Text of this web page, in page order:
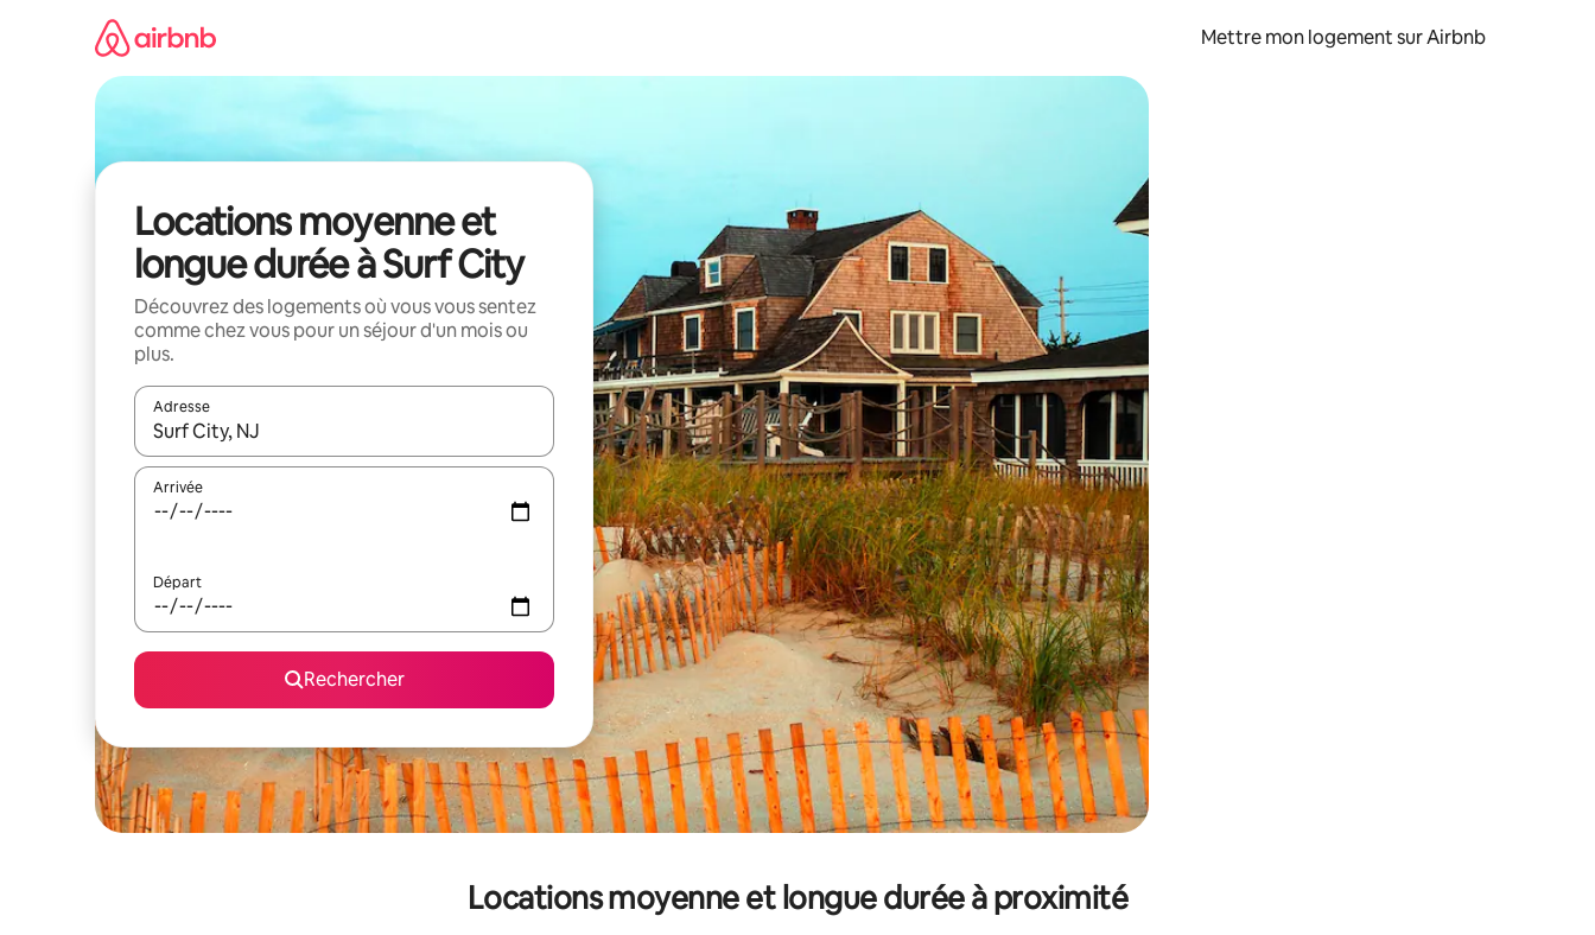
Mettre mon logement sur Airbnb
Locations moyenne et
longue durée à Surf City
Découvrez des logements où vous vous sentez
comme chez vous pour un séjour d'un mois ou
plus.
Adresse
Lorsque les résultats s'affichent, utilisez les flèches vers le haut et vers le bas pour les parcourir ou en appuyant et en faisant glisser.
Arrivée
Départ
Rechercher
Locations moyenne et longue durée à proximité